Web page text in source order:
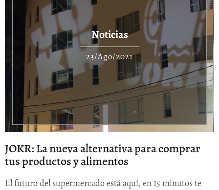
Noticias
23/Ago/2021
JOKR: La nueva alternativa para comprar
tus productos y alimentos
El futuro del supermercado está aquí, en 15 minutos te